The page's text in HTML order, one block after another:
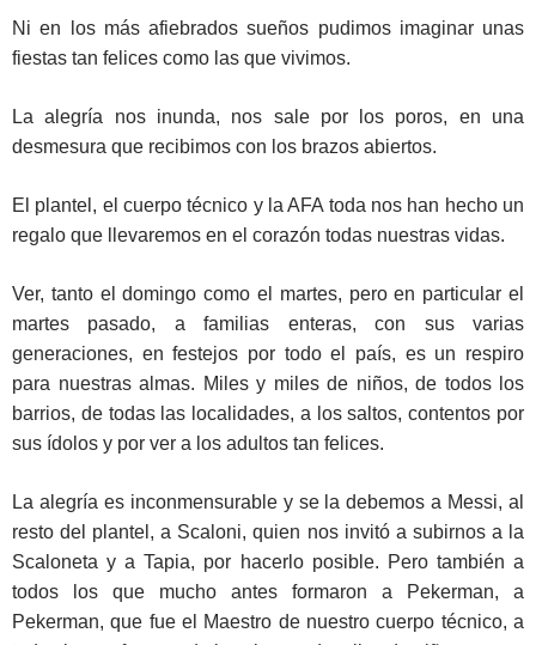
Ni en los más afiebrados sueños pudimos imaginar unas
fiestas tan felices como las que vivimos.
La alegría nos inunda, nos sale por los poros, en una
desmesura que recibimos con los brazos abiertos.
El plantel, el cuerpo técnico y la AFA toda nos han hecho un
regalo que llevaremos en el corazón todas nuestras vidas.
Ver, tanto el domingo como el martes, pero en particular el
martes pasado, a familias enteras, con sus varias
generaciones, en festejos por todo el país, es un respiro
para nuestras almas. Miles y miles de niños, de todos los
barrios, de todas las localidades, a los saltos, contentos por
sus ídolos y por ver a los adultos tan felices.
La alegría es inconmensurable y se la debemos a Messi, al
resto del plantel, a Scaloni, quien nos invitó a subirnos a la
Scaloneta y a Tapia, por hacerlo posible. Pero también a
todos los que mucho antes formaron a Pekerman, a
Pekerman, que fue el Maestro de nuestro cuerpo técnico, a